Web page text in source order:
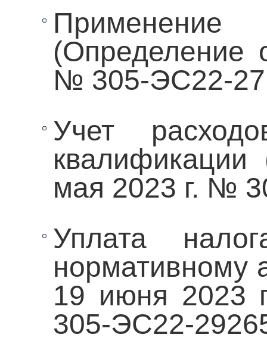
(Определение
№ 305-ЭС22-
Учет
мая 2023 г. №
Уплата
нормативному
19 июня 2023
305-ЭС22-